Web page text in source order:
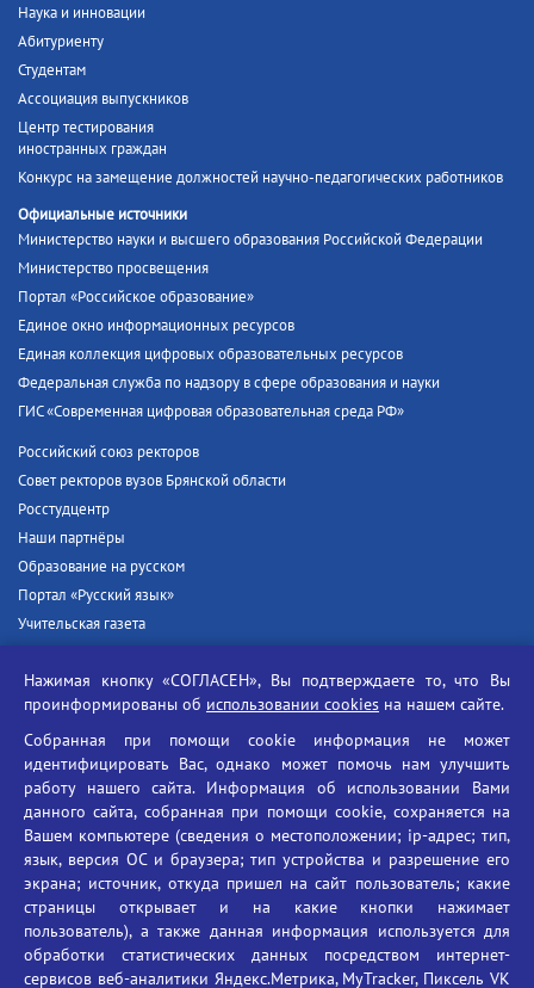
Наука и инновации
Абитуриенту
Студентам
Ассоциация выпускников
Центр тестирования
иностранных граждан
Конкурс на замещение должностей научно-педагогических работников
Официальные источники
Министерство науки и высшего образования Российской Федерации
Министерство просвещения
Портал «Российское образование»
Единое окно информационных ресурсов
Единая коллекция цифровых образовательных ресурсов
Федеральная служба по надзору в сфере образования и науки
ГИС «Современная цифровая образовательная среда РФ»
Российский союз ректоров
Совет ректоров вузов Брянской области
Росстудцентр
Наши партнёры
Образование на русском
Портал «Русский язык»
Учительская газета
Единый портал государственных услуг
Противодействие угрозам информационной безопасности
Социальные ролики - Генеральная прокуратура РФ
Противодействие коррупции
БГУ против наркотиков
Брянский государственный университет
имени академика И.Г. Петровского
Время работы: пн-пт 09:00-18:00
Нажимая кнопку «СОГЛАСЕН», Вы подтверждаете то, что Вы
проинформированы об использовании cookies на нашем сайте.
Собранная при помощи cookie информация не может
идентифицировать Вас, однако может помочь нам улучшить
работу нашего сайта. Информация об использовании Вами
данного сайта, собранная при помощи cookie, сохраняется на
Вашем компьютере (сведения о местоположении; ip-адрес; тип,
язык, версия ОС и браузера; тип устройства и разрешение его
экрана; источник, откуда пришел на сайт пользователь; какие
страницы открывает и на какие кнопки нажимает
пользователь), а также данная информация используется для
обработки статистических данных посредством интернет-
сервисов веб-аналитики Яндекс.Метрика, MyTracker, Пиксель VK